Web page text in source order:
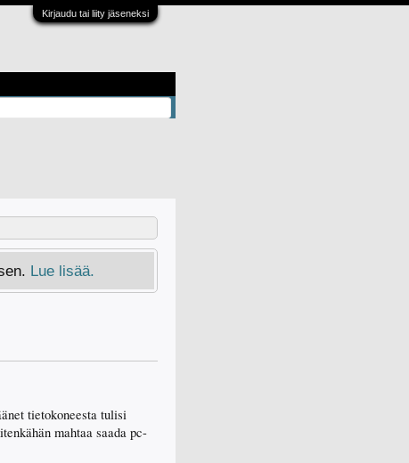
Kirjaudu tai liity jäseneksi
Lue lisää.
tietokoneesta tulisi
mahtaa saada pc-